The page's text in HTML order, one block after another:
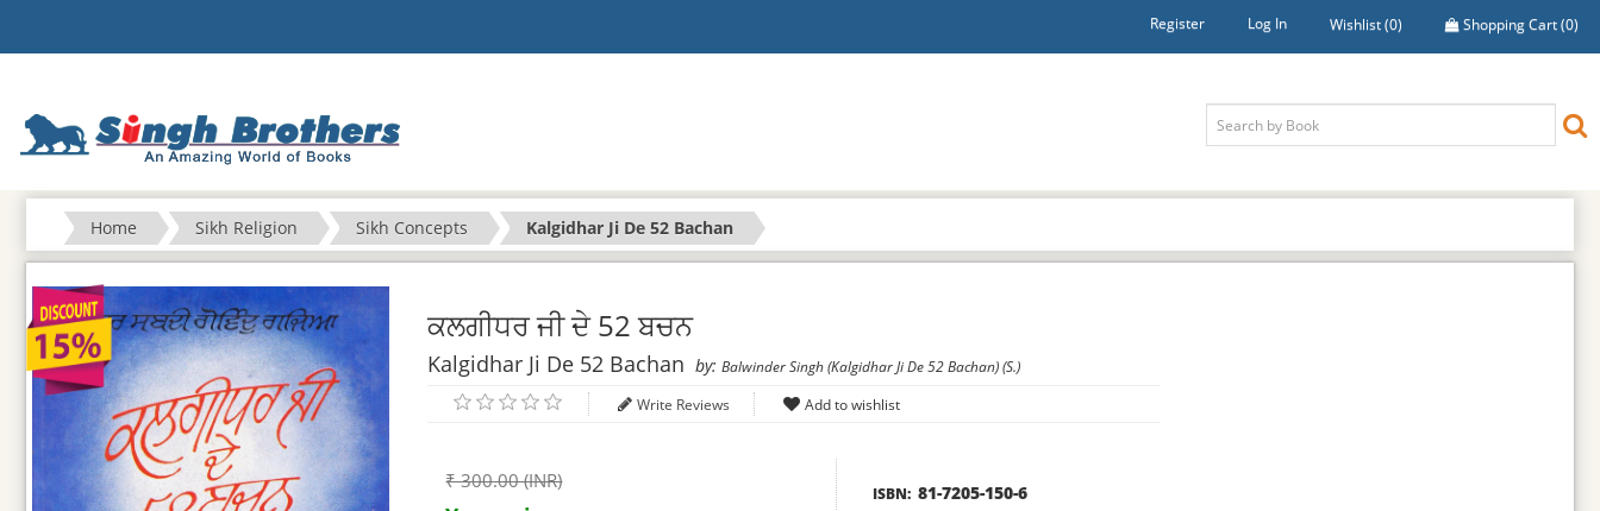
Register Log In Wishlist(0) Shopping Cart(0)
Home Sikh Religion Sikh Concepts Kalgidhar Ji De 52 Bachan
ਕਲਗੀਧਰ ਜੀ ਦੇ 52 ਬਚਨ
Kalgidhar Ji De 52 Bachan by: Balwinder Singh (Kalgidhar Ji De 52 Bachan) (S.)
Write Reviews
₹ 300.00 (INR)
ISBN: 81-7205-150-6